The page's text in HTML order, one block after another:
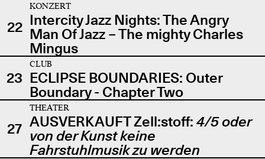
22
KONZERT
Intercity Jazz Nights: The Angry
Man Of Jazz – The mighty Charles
Mingus
23
CLUB
ECLIPSE BOUNDARIES: Outer
Boundary - Chapter Two
27
THEATER
AUSVERKAUFT Zell:stoff: 4/5 oder
von der Kunst keine
Fahrstuhlmusik zu werden